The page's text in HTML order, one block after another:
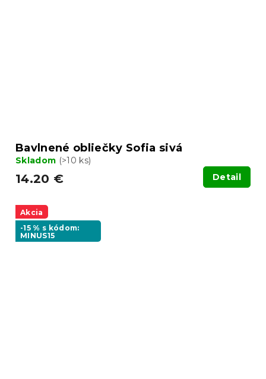
Bavlnené obliečky Sofia sivá
Skladom (>10 ks)
14.20 € Detail
Akcia
-15 % s kódom:
MINUS15